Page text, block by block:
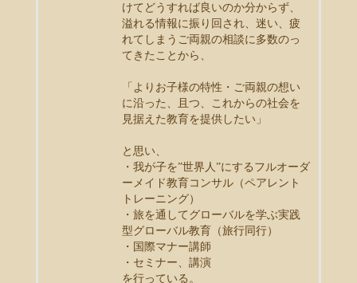
けてどうすれば良いのか分からず、
溢れる情報に振り回され、迷い、疲
れてしまうご両親の相談に多数のっ
てきたことから、
「よりお子様の特性・ご両親の想い
に沿った、且つ、これからの社会を
見据えた教育を提供したい」
と思い、
・我が子を”世界人”にするフルオーダ
ーメイド教育コンサル（ペアレント
トレーニング）
・旅を通してグローバルを学ぶ実践
型グローバル教育（旅行同行）
・国際マナー講師
・セミナー、講演
を行っている。